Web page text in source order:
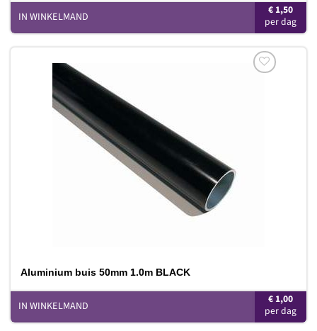
€ 1,50
IN WINKELMAND
Aluminium buis 50mm 1.0m BLACK
€ 1,00
IN WINKELMAND